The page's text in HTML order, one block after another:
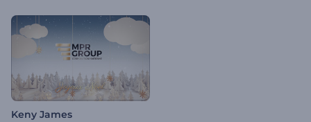
Keny James